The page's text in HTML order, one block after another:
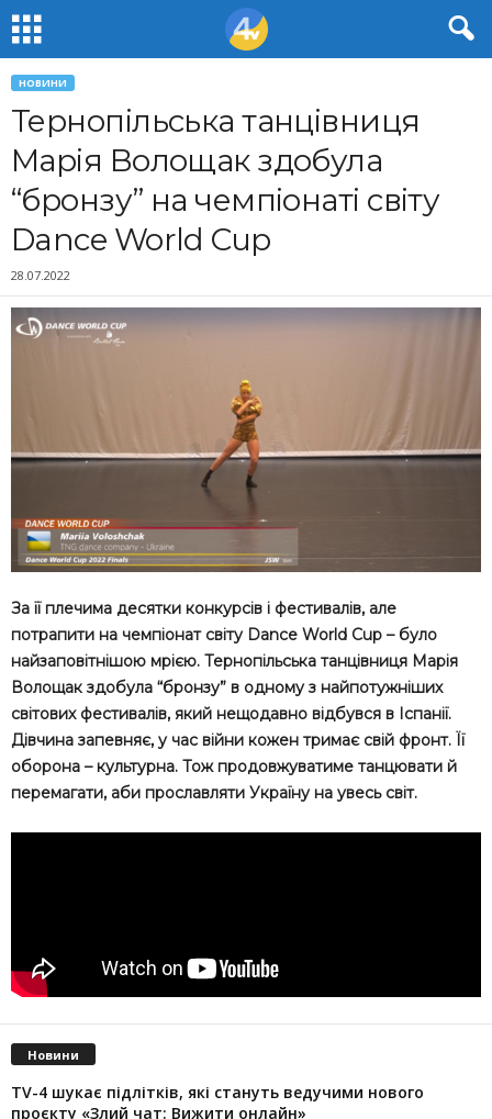
НОВИНИ
Тернопільська танцівниця
Марія Волощак здобула
“бронзу” на чемпіонаті світу
Dance World Cup
28.07.2022
За її плечима десятки конкурсів і фестивалів, але
потрапити на чемпіонат світу Dance World Cup – було
найзаповітнішою мрією. Тернопільська танцівниця Марія
Волощак здобула “бронзу” в одному з найпотужніших
світових фестивалів, який нещодавно відбувся в Іспанії.
Дівчина запевняє, у час війни кожен тримає свій фронт. Її
оборона – культурна. Тож продовжуватиме танцювати й
перемагати, аби прославляти Україну на увесь світ.
Новини
TV-4 шукає підлітків, які стануть ведучими нового
проєкту «Злий чат: Вижити онлайн»